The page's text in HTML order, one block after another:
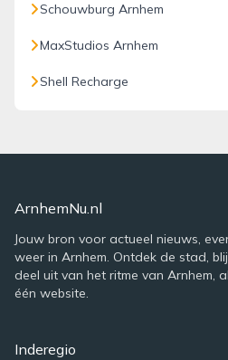
Schouwburg Arnhem
MaxStudios Arnhem
Shell Recharge
ArnhemNu.nl
Jouw bron voor actueel nieuws,
weer in Arnhem. Ontdek de stad,
deel uit van het ritme van Arnhem,
één website.
Inderegio